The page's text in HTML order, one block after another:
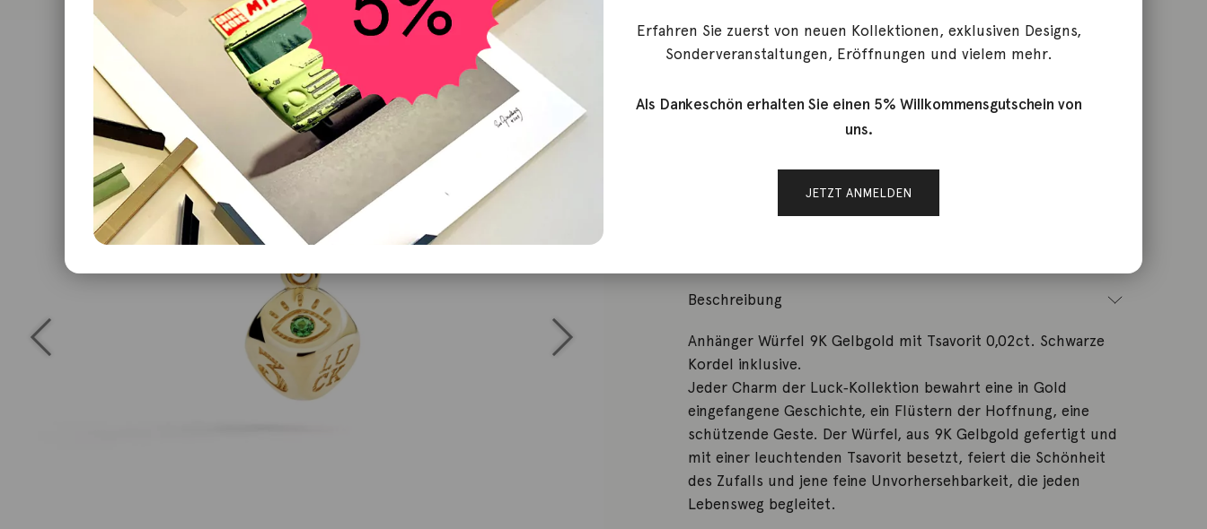
Dodo
Anhänger Würfel Gelbgold und Tsavorit
DMC6010DICES0TZ9G
Beschreibung
Anhänger Würfel 9K Gelbgold mit Tsavorit 0,02ct. Schwarze
Kordel inklusive.
Jeder Charm der Luck‑Kollektion bewahrt eine in Gold
eingefangene Geschichte, ein Flüstern der Hoffnung, eine
schützende Geste. Der Würfel, aus 9K Gelbgold gefertigt und
mit einer leuchtenden Tsavorit besetzt, feiert die Schönheit
des Zufalls und jene feine Unvorhersehbarkeit, die jeden
Lebensweg begleitet.
Erfahren Sie zuerst von neuen Kollektionen, exklusiven Designs,
Sonderveranstaltungen, Eröffnungen und vielem mehr.
Als Dankeschön erhalten Sie einen 5% Willkommensgutschein von
uns.
JETZT ANMELDEN